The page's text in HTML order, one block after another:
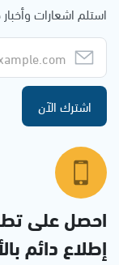
استلم اشعارات
اشترك الآن
احصل على
إطلاع دائم